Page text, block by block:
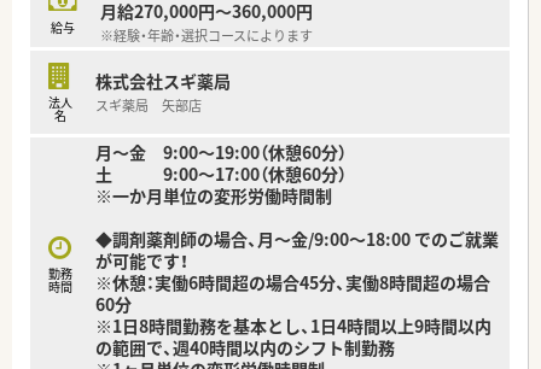
給与
月給270,000円～360,000円
※経験・年齢・選択コースによります
法人
名
株式会社スギ薬局
スギ薬局 矢部店
勤務
時間
月～金 9:00～19:00（休憩60分）
土 9:00～17:00（休憩60分）
※一か月単位の変形労働時間制
◆調剤薬剤師の場合、月～金/9:00～18:00 でのご就業
が可能です！
※休憩：実働6時間超の場合45分、実働8時間超の場合
60分
※1日8時間勤務を基本とし、1日4時間以上9時間以内
の範囲で、週40時間以内のシフト制勤務